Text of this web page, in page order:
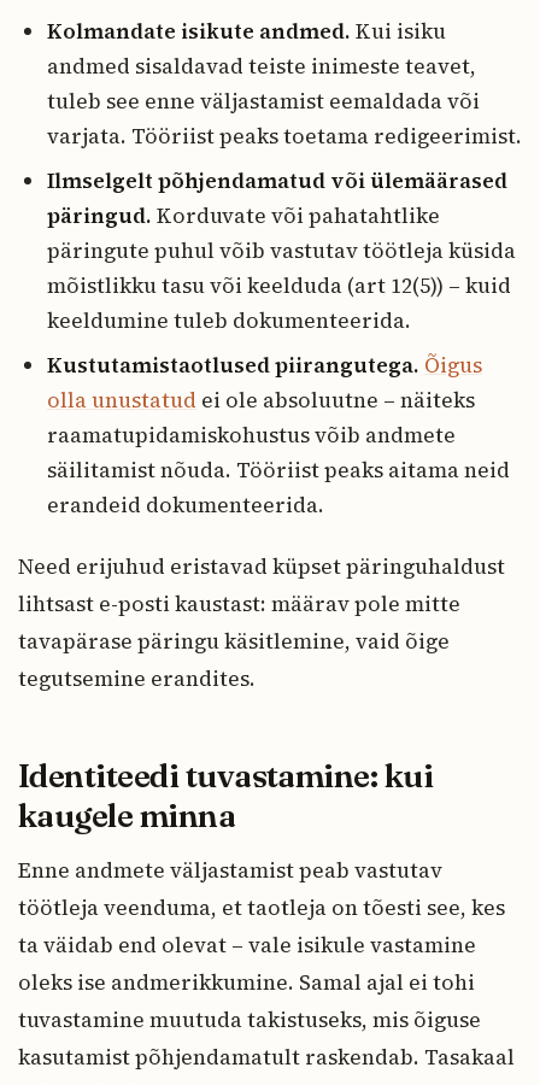
Kolmandate isikute andmed. Kui isiku
andmed sisaldavad teiste inimeste teavet,
tuleb see enne väljastamist eemaldada või
varjata. Tööriist peaks toetama redigeerimist.
Ilmselgelt põhjendamatud või ülemäärased
päringud. Korduvate või pahatahtlike
päringute puhul võib vastutav töötleja küsida
mõistlikku tasu või keelduda (art 12(5)) – kuid
keeldumine tuleb dokumenteerida.
Kustutamistaotlused piirangutega. Õigus
olla unustatud ei ole absoluutne – näiteks
raamatupidamiskohustus võib andmete
säilitamist nõuda. Tööriist peaks aitama neid
erandeid dokumenteerida.
Need erijuhud eristavad küpset päringuhaldust
lihtsast e-posti kaustast: määrav pole mitte
tavapärase päringu käsitlemine, vaid õige
tegutsemine erandites.
Identiteedi tuvastamine: kui
kaugele minna
Enne andmete väljastamist peab vastutav
töötleja veenduma, et taotleja on tõesti see, kes
ta väidab end olevat – vale isikule vastamine
oleks ise andmerikkumine. Samal ajal ei tohi
tuvastamine muutuda takistuseks, mis õiguse
kasutamist põhjendamatult raskendab. Tasakaal